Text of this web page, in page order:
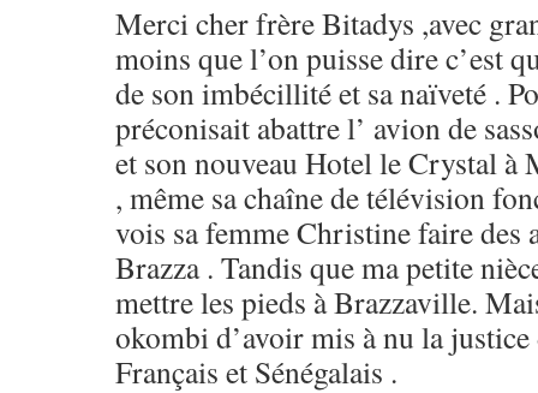
Merci cher frère Bitadys ,avec
moins que l’on puisse dire c’est
de son imbécillité et sa naïveté .
préconisait abattre l’ avion de
et son nouveau Hotel le Crystal à
, même sa chaîne de télévision
vois sa femme Christine faire des
Brazza . Tandis que ma petite
mettre les pieds à Brazzaville.
okombi d’avoir mis à nu la justice
Français et Sénégalais .